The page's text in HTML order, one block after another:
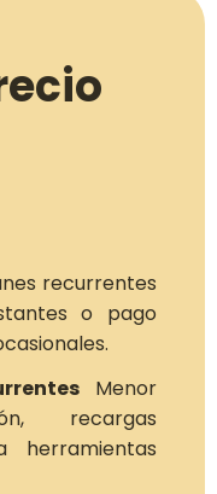
recurrentes
o pago
Menor
recargas
herramientas